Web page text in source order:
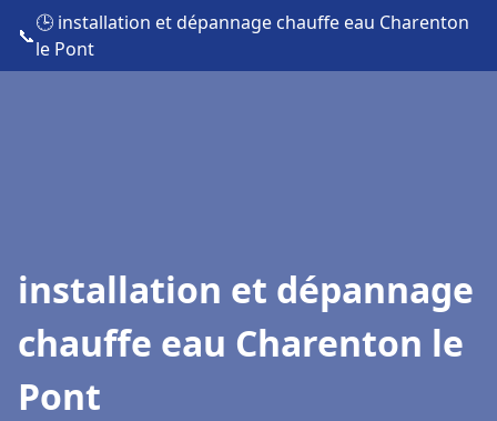
📞
🕒 installation et dépannage chauffe eau Charenton
le Pont
installation et dépannage
chauffe eau Charenton le
Pont